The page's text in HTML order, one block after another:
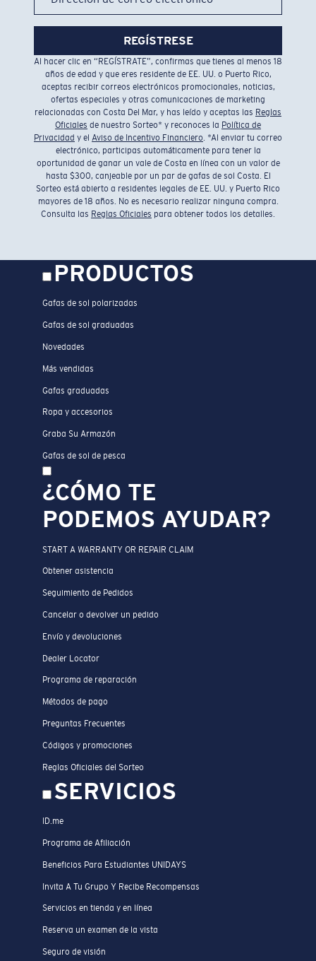
REGÍSTRESE
Al hacer clic en “REGÍSTRATE”, confirmas que tienes al menos 18
años de edad y que eres residente de EE. UU. o Puerto Rico,
aceptas recibir correos electrónicos promocionales, noticias,
ofertas especiales y otras comunicaciones de marketing
relacionadas con Costa Del Mar, y has leído y aceptas las Reglas
Oficiales de nuestro Sorteo* y reconoces la Política de
Privacidad y el Aviso de Incentivo Financiero. *Al enviar tu correo
electrónico, participas automáticamente para tener la
oportunidad de ganar un vale de Costa en línea con un valor de
hasta $300, canjeable por un par de gafas de sol Costa. El
Sorteo está abierto a residentes legales de EE. UU. y Puerto Rico
mayores de 18 años. No es necesario realizar ninguna compra.
Consulta las Reglas Oficiales para obtener todos los detalles.
PRODUCTOS
Gafas de sol polarizadas
Gafas de sol graduadas
Novedades
Más vendidas
Gafas graduadas
Ropa y accesorios
Graba Su Armazón
Gafas de sol de pesca
¿CÓMO TE
PODEMOS AYUDAR?
START A WARRANTY OR REPAIR CLAIM
Obtener asistencia
Seguimiento de Pedidos
Cancelar o devolver un pedido
Envío y devoluciones
Dealer Locator
Programa de reparación
Métodos de pago
Preguntas Frecuentes
Códigos y promociones
Reglas Oficiales del Sorteo
SERVICIOS
ID.me
Programa de Afiliación
Beneficios Para Estudiantes UNIDAYS
Invita A Tu Grupo Y Recibe Recompensas
Servicios en tienda y en línea
Reserva un examen de la vista
Seguro de visión